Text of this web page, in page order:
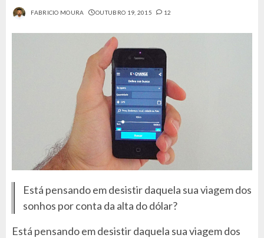
FABRICIO MOURA OUTUBRO 19, 2015 12
Está pensando em desistir daquela sua viagem dos
sonhos por conta da alta do dólar?
Está pensando em desistir daquela sua viagem dos